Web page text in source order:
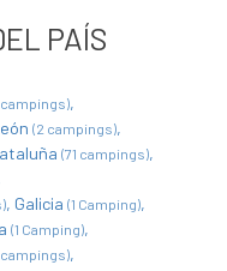
PAÍS
campings)
(2 campings)
(71 campings)
Galicia (1 Camping)
(1 Camping)